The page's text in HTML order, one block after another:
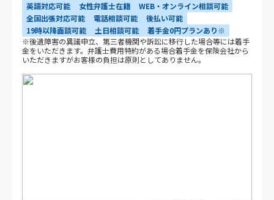
英語対応可能
女性弁護士在籍
WEB・オンライン相談可能
全国出張対応可能
電話相談可能
後払い可能
19時以降面談可能
土日相談可能
着手金0円プランあり※
※後遺障害の異議申立、第三者機関や訴訟に移行した場合等には着手
金をいただきます。弁護士費用特約がある場合着手金を保険会社から
いただきますがお客様の負担は原則としてありません。